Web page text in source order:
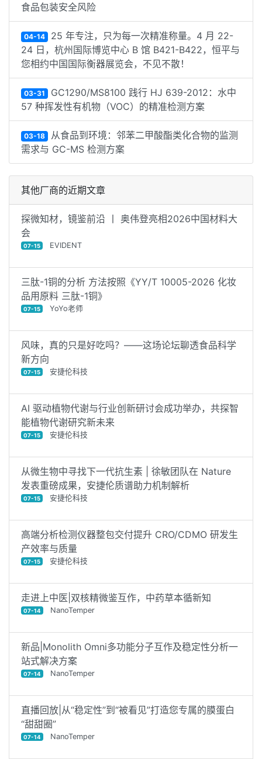
食品包装安全风险
04-14 25 年专注，只为每一次精准称量。4 月 22-
24 日，杭州国际博览中心 B 馆 B421-B422，恒平与
您相约中国国际衡器展览会，不见不散！
03-31 GC1290/MS8100 践行 HJ 639-2012：水中
57 种挥发性有机物（VOC）的精准检测方案
03-18 从食品到环境：邻苯二甲酸酯类化合物的监测
需求与 GC-MS 检测方案
其他厂商的近期文章
探微知材，镜鉴前沿 丨 奥伟登亮相2026中国材料大
会
07-15 EVIDENT
三肽-1铜的分析 方法按照《YY/T 10005-2026 化妆
品用原料 三肽-1铜》
07-15 YoYo老师
风味，真的只是好吃吗？——这场论坛聊透食品科学
新方向
07-15 安捷伦科技
AI 驱动植物代谢与行业创新研讨会成功举办，共探智
能植物代谢研究新未来
07-15 安捷伦科技
从微生物中寻找下一代抗生素 | 徐敏团队在 Nature
发表重磅成果，安捷伦质谱助力机制解析
07-15 安捷伦科技
高端分析检测仪器整包交付提升 CRO/CDMO 研发生
产效率与质量
07-15 安捷伦科技
走进上中医|双核精微鉴互作，中药草本循新知
07-14 NanoTemper
新品|Monolith Omni多功能分子互作及稳定性分析一
站式解决方案
07-14 NanoTemper
直播回放|从“稳定性”到“被看见”打造您专属的膜蛋白
“甜甜圈”
07-14 NanoTemper